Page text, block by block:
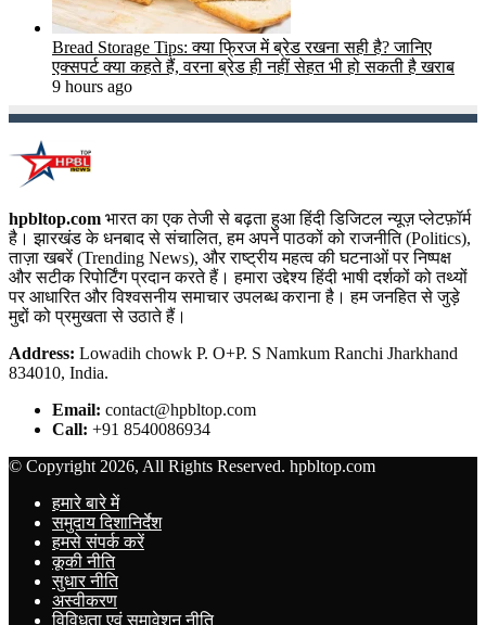
Bread Storage Tips: क्या फ्रिज में ब्रेड रखना सही है? जानिए
एक्सपर्ट क्या कहते हैं, वरना ब्रेड ही नहीं सेहत भी हो सकती है खराब
9 hours ago
hpbltop.com भारत का एक तेजी से बढ़ता हुआ हिंदी डिजिटल न्यूज़ प्लेटफ़ॉर्म
है। झारखंड के धनबाद से संचालित, हम अपने पाठकों को राजनीति (Politics),
ताज़ा खबरें (Trending News), और राष्ट्रीय महत्व की घटनाओं पर निष्पक्ष
और सटीक रिपोर्टिंग प्रदान करते हैं। हमारा उद्देश्य हिंदी भाषी दर्शकों को तथ्यों
पर आधारित और विश्वसनीय समाचार उपलब्ध कराना है। हम जनहित से जुड़े
मुद्दों को प्रमुखता से उठाते हैं।
Address: Lowadih chowk P. O+P. S Namkum Ranchi Jharkhand
834010, India.
Email: contact@hpbltop.com
Call: +91 8540086934
© Copyright 2026, All Rights Reserved. hpbltop.com
हमारे बारे में
समुदाय दिशानिर्देश
हमसे संपर्क करें
कूकी नीति
सुधार नीति
अस्वीकरण
विविधता एवं समावेशन नीति